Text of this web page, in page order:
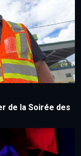
de la Soirée des